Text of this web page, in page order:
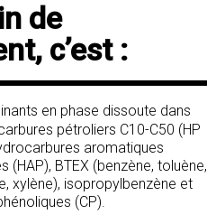
de
c’est :
en phase dissoute dans
pétroliers C10-C50 (HP
aromatiques
(HAP), BTEX (benzène, toluène,
xylène), isopropylbenzène et
(CP).